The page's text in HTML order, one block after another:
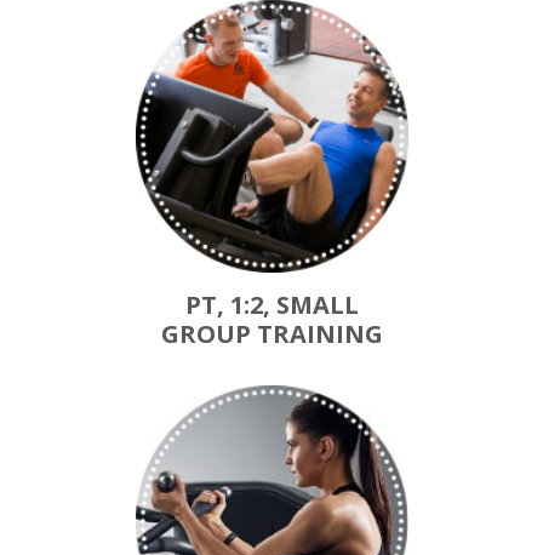
PT, 1:2, SMALL
GROUP TRAINING